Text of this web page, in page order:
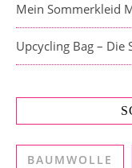
Mein Sommerkleid
Upcycling Bag –
BAUMWOLLE